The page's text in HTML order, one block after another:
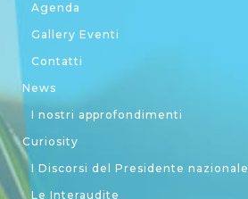
Agenda
Gallery Eventi
Contatti
News
I nostri approfondimenti
Curiosity
I Discorsi del Presidente nazionale
Le Interaudite